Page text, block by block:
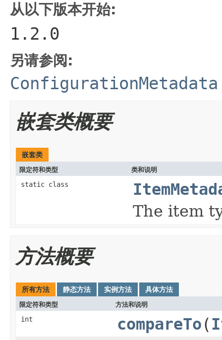
从以下版本开始:
1.2.0
另请参阅:
ConfigurationMetadata
嵌套类概要
嵌套类
限定符和类型 类和说明
static class
The item
方法概要
所有方法 静态方法 实例方法 具体方法
限定符和类型 方法和说明
int compareTo(